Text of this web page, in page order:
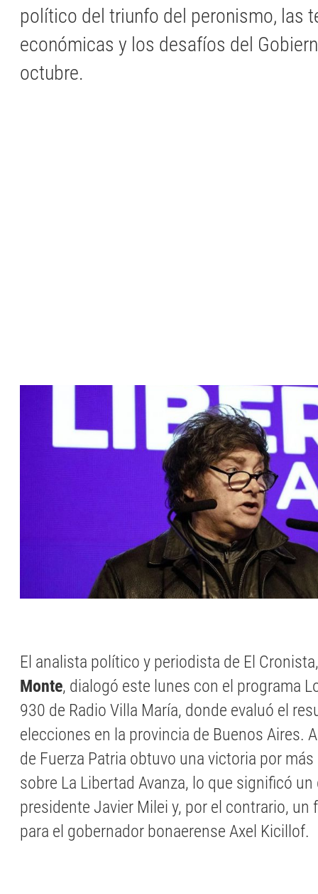
político del triunfo del peronismo, las
económicas y los desafíos del
octubre.
El analista político y periodista de El
Monte, dialogó este lunes con el programa
930 de Radio Villa María, donde evaluó el
elecciones en la provincia de Buenos Aires.
de Fuerza Patria obtuvo una victoria por
sobre La Libertad Avanza, lo que significó
presidente Javier Milei y, por el contrario, un
para el gobernador bonaerense Axel Kicillof.